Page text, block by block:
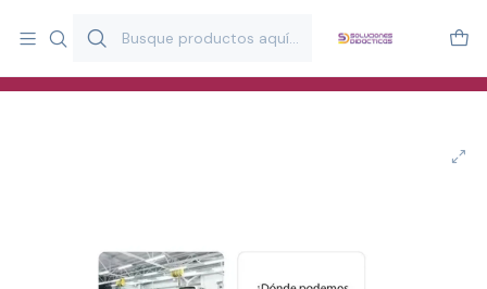
y estimulación infantil en Chile.
Especialistas en recursos educativos para aulas, terapeutas y